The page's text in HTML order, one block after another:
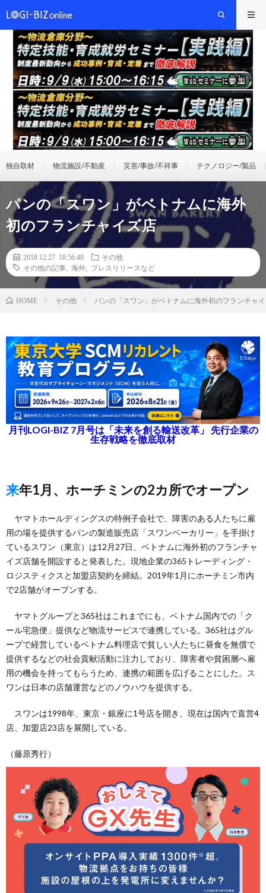
独自取材 物流施設/不動産 災害/事故/不祥事 テクノロジー/製品
パンの「スワン」がベトナムに海外
初のフランチャイズ店
2018.12.27 18:56:40
その他
その他の記事
海外 プレスリリースなど
HOME その他 パンの「スワン」がベトナムに海外初のフランチャ
月刊LOGI-BIZ 7月号は「未来を創る輸送改革」 先行企業の
生存戦略を徹底取材
来年1月、ホーチミンの2カ所でオープン
ヤマトホールディングスの特例子会社で、障害のある人たちに雇
用の場を提供するパンの製造販売店「スワンベーカリー」を手掛け
ているスワン（東京）は12月27日、ベトナムに海外初のフランチャ
イズ店舗を開設すると発表した。現地企業の365トレーディング・
ロジスティクスと加盟店契約を締結。2019年1月にホーチミン市内
で2店舗がオープンする。
ヤマトグループと365社はこれまでにも、ベトナム国内での「ク
ール宅急便」提供など物流サービスで連携している。365社はグル
ープで経営しているベトナム料理店で貧しい人たちに昼食を無償で
提供するなどの社会貢献活動に注力しており、障害者や貧困層へ雇
用の機会を持ってもらうため、連携の範囲を広げることにした。ス
ワンは日本の店舗運営などのノウハウを提供する。
スワンは1998年、東京・銀座に1号店を開き、現在は国内で直営4
店、加盟店23店を展開している。
（藤原秀行）